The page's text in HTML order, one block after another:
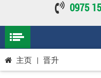
0975
主页 | 晋升